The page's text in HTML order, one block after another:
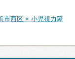
市西区 × 小児視力障